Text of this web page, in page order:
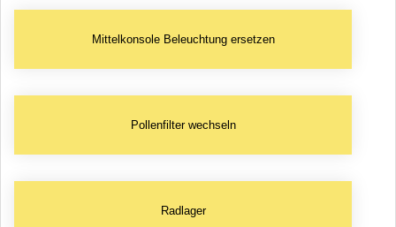
Mittelkonsole Beleuchtung ersetzen
Pollenfilter wechseln
Radlager